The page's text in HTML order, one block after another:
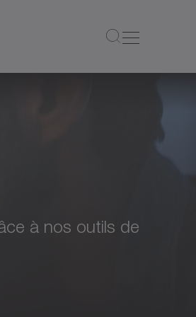
à nos outils de